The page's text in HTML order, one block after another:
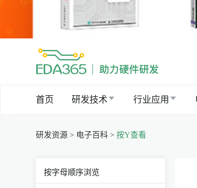
首页 研发技术 行业应用
研发资源 > 电子百科 > 按Y查看
按字母顺序浏览